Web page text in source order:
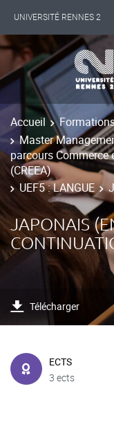
UNIVERSITÉ RENNES 2
INTERNATIONAL
LES NOUVELLES DE
Accueil
Master
parcours Commerce
(CREEA)
UEF5 : LANGUE
JAPONAIS
Télécharger
ECTS
3 ects